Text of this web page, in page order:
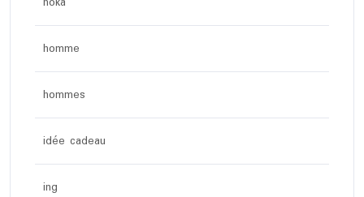
homme
hommes
idée cadeau
ing